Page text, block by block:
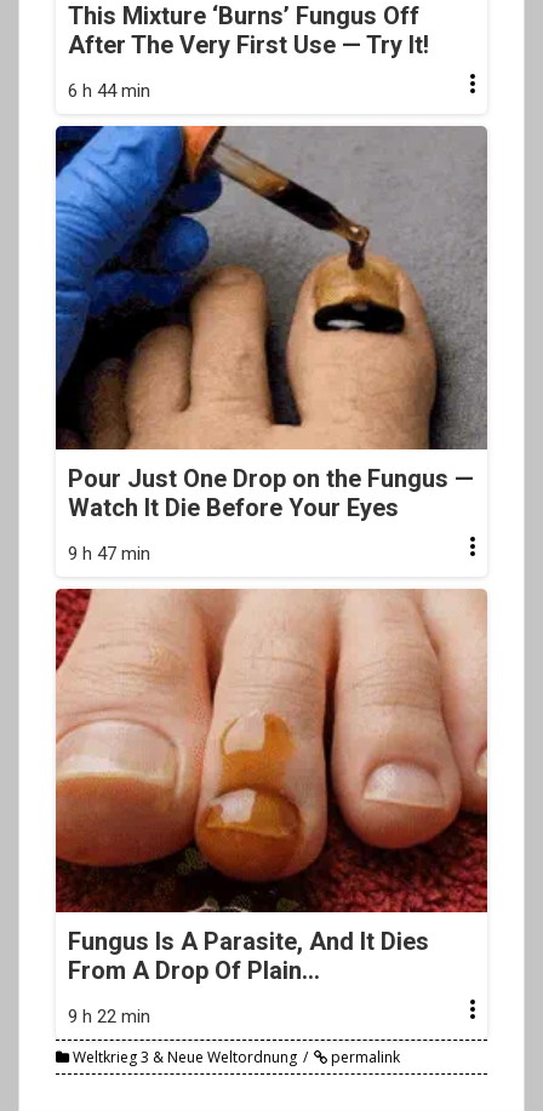
This Mixture ‘Burns’ Fungus Off
After The Very First Use — Try It!
6 h 44 min
Pour Just One Drop on the Fungus —
Watch It Die Before Your Eyes
9 h 47 min
Fungus Is A Parasite, And It Dies
From A Drop Of Plain...
9 h 22 min
Weltkrieg 3 & Neue Weltordnung permalink